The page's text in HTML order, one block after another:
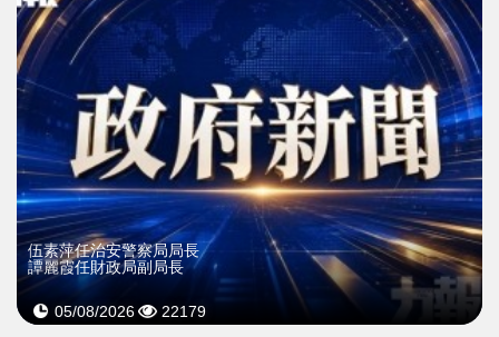
伍素萍任治安警察局局長
譚麗霞任財政局副局長
05/08/2026 22179